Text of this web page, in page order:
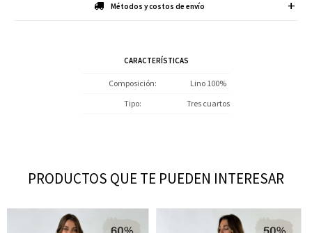
Métodos y costos de envío
CARACTERÍSTICAS
Composición
Lino 100%
Tipo
Tres cuartos
PRODUCTOS QUE TE PUEDEN INTERESAR